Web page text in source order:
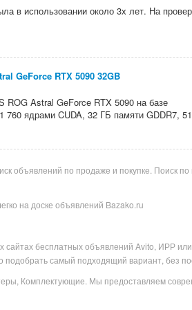
в использовании около 3х лет. На
GeForce RTX 5090 32GB
ROG Astral GeForce RTX 5090 на базе
760 ядрами CUDA, 32 ГБ памяти GDDR7,
по продаже и покупке. Поиск по
на доске объявлений Bazako.ru
сайтах бесплатных объявлений Avito, ИРР
самый подходящий вариант, без
Комплектующие. Мы предоставляем